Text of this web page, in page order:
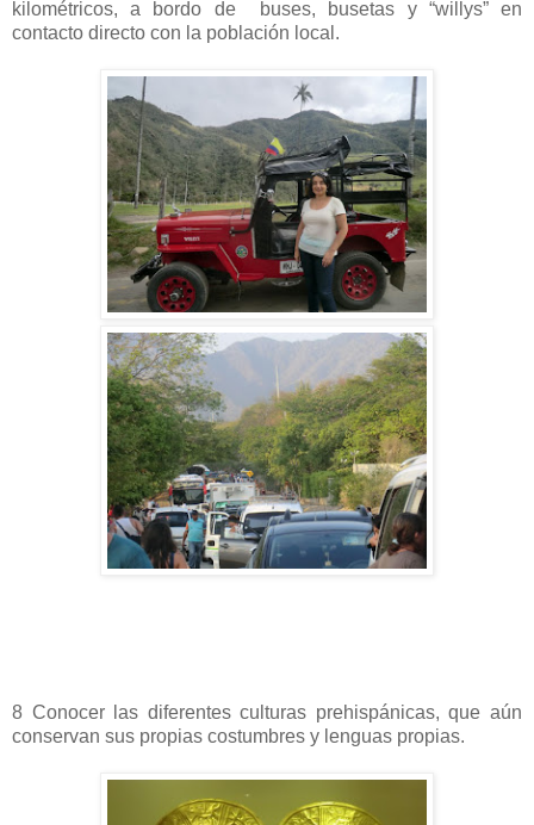
kilométricos, a bordo de buses, busetas y “willys” en
contacto directo con la población local.
8 Conocer las diferentes culturas prehispánicas, que aún
conservan sus propias costumbres y lenguas propias.